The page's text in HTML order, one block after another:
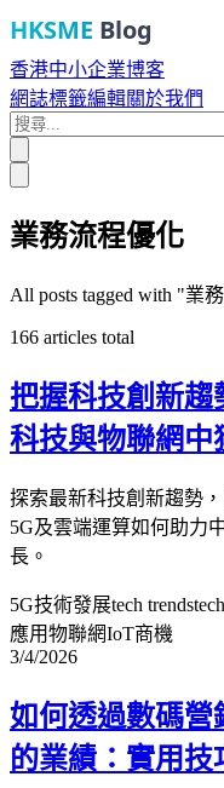
HKSME Blog
香港中小企業博客
網誌標籤編輯關於我們
業務流程優化
All posts tagged with "業
166 articles total
把握科技創新趨
科技與物聯網中
探索最新科技創新趨勢
5G及雲端運算如何助力
長。
5G技術發展tech trends
應用物聯網IoT商機
3/4/2026
如何透過數碼營
的業績：實用技